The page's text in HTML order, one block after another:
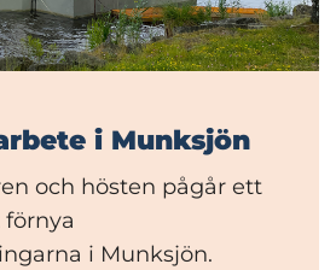
i Munksjön
och hösten pågår ett
i Munksjön.